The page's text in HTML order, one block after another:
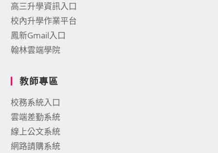
高三升學資訊入口
校內升學作業平台
鳳新Gmail入口
翰林雲端學院
教師專區
校務系統入口
雲端差勤系統
線上公文系統
網路請購系統